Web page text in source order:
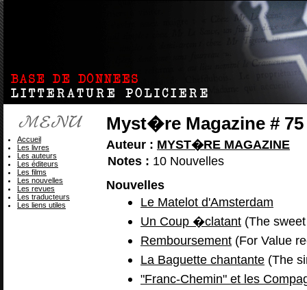
Myst�re Magazine # 75
Auteur : MYST�RE MAGAZINE
Notes : 10 Nouvelles
Nouvelles
Le Matelot d'Amsterdam
Un Coup �clatant (The
Remboursement (For Value
La Baguette chantante (The
"Franc-Chemin" et les
Accueil
Les livres
Les auteurs
Les éditeurs
Les films
Les nouvelles
Les revues
Les traducteurs
Les liens utiles